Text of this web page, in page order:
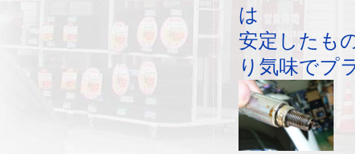
は
安定したも
り気味でプ